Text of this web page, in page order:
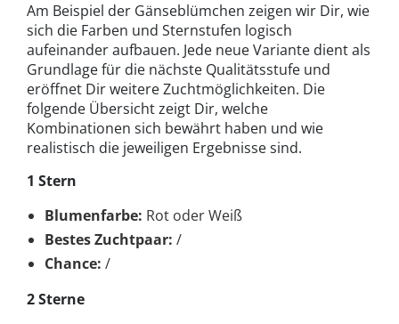
Am Beispiel der Gänseblümchen zeigen wir Dir, wie
sich die Farben und Sternstufen logisch
aufeinander aufbauen. Jede neue Variante dient als
Grundlage für die nächste Qualitätsstufe und
eröffnet Dir weitere Zuchtmöglichkeiten. Die
folgende Übersicht zeigt Dir, welche
Kombinationen sich bewährt haben und wie
realistisch die jeweiligen Ergebnisse sind.
1 Stern
Blumenfarbe: Rot oder Weiß
Bestes Zuchtpaar: /
Chance: /
2 Sterne